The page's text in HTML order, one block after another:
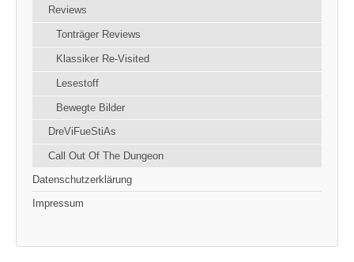
Reviews
Tonträger Reviews
Klassiker Re-Visited
Lesestoff
Bewegte Bilder
DreViFueStiAs
Call Out Of The Dungeon
Datenschutzerklärung
Impressum